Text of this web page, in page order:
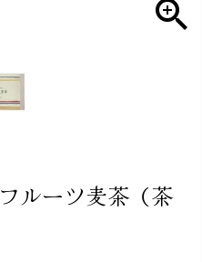
フルーツ麦茶（茶